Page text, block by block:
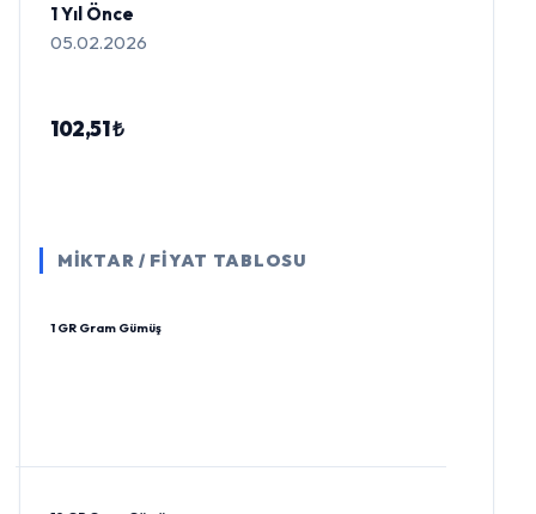
1 Yıl Önce
05.02.2026
102,51 ₺
MİKTAR / FİYAT TABLOSU
1 GR Gram Gümüş